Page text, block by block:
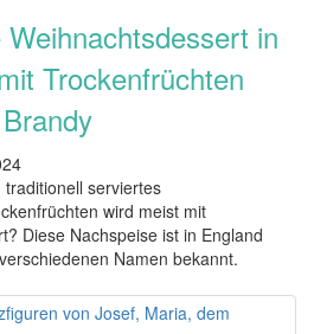
in
Trockenfrüchten
serviertes
wird meist mit
Diese Nachspeise ist in England
Namen bekannt.